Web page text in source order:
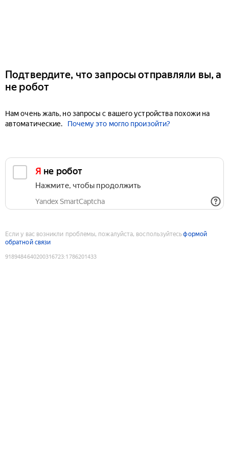
Подтвердите, что запросы отправляли вы, а
не робот
Нам очень жаль, но запросы с вашего устройства похожи на
автоматические.
Почему это могло произойти?
Я не робот
Нажмите, чтобы продолжить
Yandex SmartCaptcha
Если у вас возникли проблемы, пожалуйста, воспользуйтесьформой
обратной связи
9189484640200316723:1786201433